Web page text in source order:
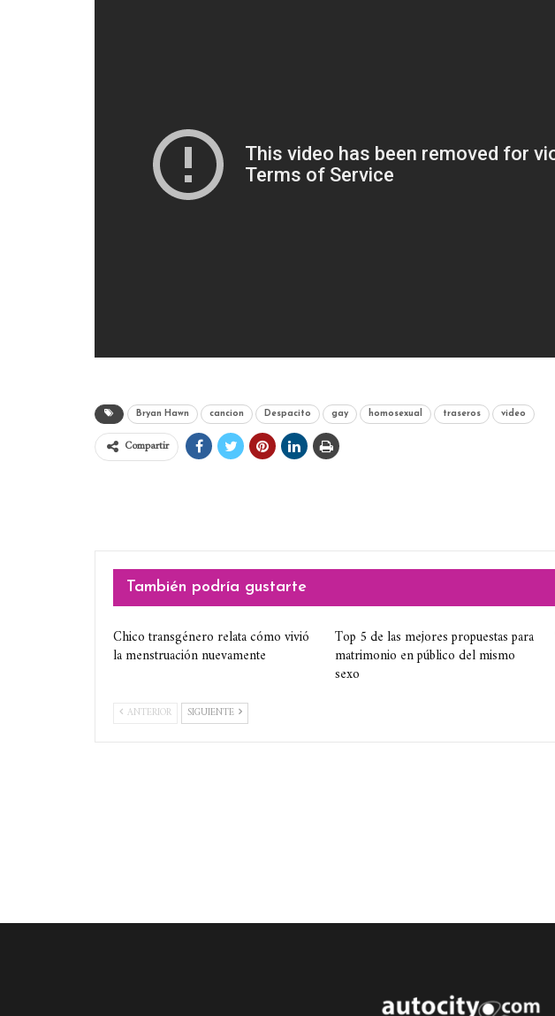
Bryan Hawn cancion Despacito gay homosexual traseros video
Compartir
También podría gustarte
Chico transgénero relata cómo vivió
la menstruación nuevamente
Top 5 de las mejores propuestas para
matrimonio en público del mismo
sexo
ANTERIOR SIGUIENTE